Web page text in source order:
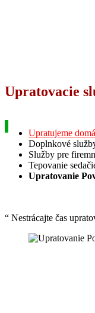
Upratovacie
Upratujeme
Doplnkové
Služby pre
Tepovanie
Upratovanie
“ Nestrácajte čas